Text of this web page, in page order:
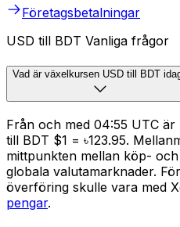
Företagsbetalningar
USD till BDT Vanliga frågor
Vad är växelkursen USD till BDT
Från och med 04:55 UTC
till BDT $1 = ৳123.95.
mittpunkten mellan köp-
globala valutamarknader.
överföring skulle vara med
pengar.